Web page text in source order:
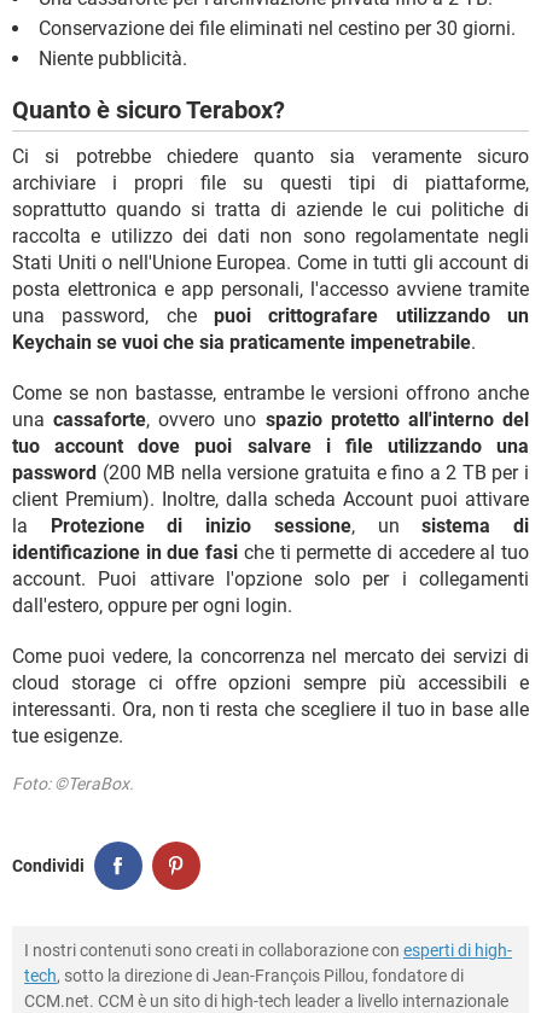
Conservazione dei file eliminati nel cestino per 30 giorni.
Niente pubblicità.
Quanto è sicuro Terabox?
Ci si potrebbe chiedere quanto sia veramente sicuro
archiviare i propri file su questi tipi di piattaforme,
soprattutto quando si tratta di aziende le cui politiche di
raccolta e utilizzo dei dati non sono regolamentate negli
Stati Uniti o nell'Unione Europea. Come in tutti gli account di
posta elettronica e app personali, l'accesso avviene tramite
una password, che puoi crittografare utilizzando un
Keychain se vuoi che sia praticamente impenetrabile.
Come se non bastasse, entrambe le versioni offrono anche
unacassaforte, ovvero uno spazio protetto all'interno del
tuo account dove puoi salvare i file utilizzando una
password (200 MB nella versione gratuita e fino a 2 TB per i
client Premium). Inoltre, dalla scheda Account puoi attivare
la
Protezione di inizio sessione, unsistema di
identificazione in due fasi che ti permette di accedere al tuo
account. Puoi attivare l'opzione solo per i collegamenti
dall'estero, oppure per ogni login.
Come puoi vedere, la concorrenza nel mercato dei servizi di
cloud storage ci offre opzioni sempre più accessibili e
interessanti. Ora, non ti resta che scegliere il tuo in base alle
tue esigenze.
Foto: ©TeraBox.
Condividi
I nostri contenuti sono creati in collaborazione con esperti di high-
tech, sotto la direzione di Jean-François Pillou, fondatore di
CCM.net. CCM è un sito di high-tech leader a livello internazionale